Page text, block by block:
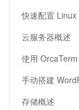
快速配置 Linux
云服务器概述
使用 OrcaTerm
手动搭建
存储概述